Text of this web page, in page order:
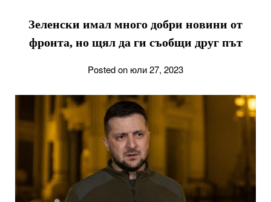
Зеленски имал много добри новини от
фронта, но щял да ги съобщи друг път
Posted on юли 27, 2023